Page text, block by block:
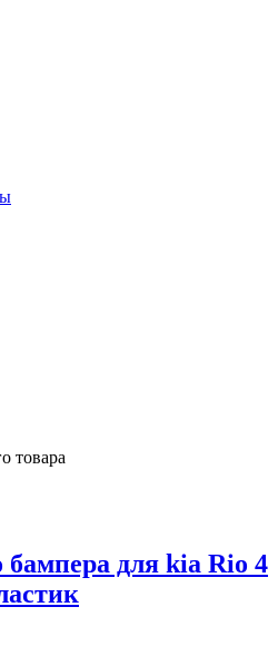
товара
бампера для kia Rio 4